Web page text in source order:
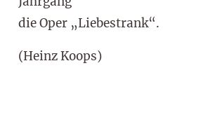
die Oper „Liebestrank“.
(Heinz Koops)